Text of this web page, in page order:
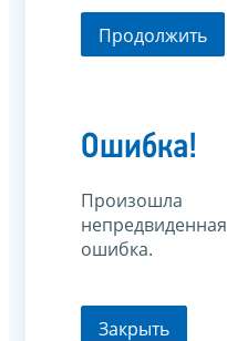
Продолжить
Ошибка!
Произошла
непредвиденная
ошибка.
Закрыть